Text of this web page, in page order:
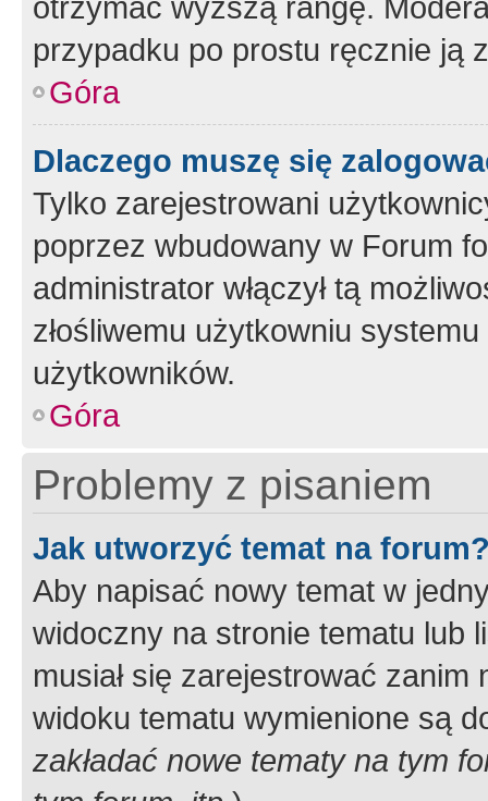
przypadku po prostu ręcznie ją
Góra
Dlaczego muszę się
Tylko zarejestrowani
poprzez wbudowany w Forum
administrator włączył tą
złośliwemu użytkowniu
użytkowników.
Góra
Problemy z pisaniem
Jak utworzyć temat na
Aby napisać nowy temat w
widoczny na stronie tematu lub
musiał się zarejestrować
widoku tematu wymienione są
zakładać nowe tematy na tym